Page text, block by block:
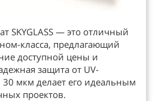
SKYGLASS — это отличный
класса, предлагающий
доступной цены и
защита от UV-
мкм делает его идеальным
проектов.